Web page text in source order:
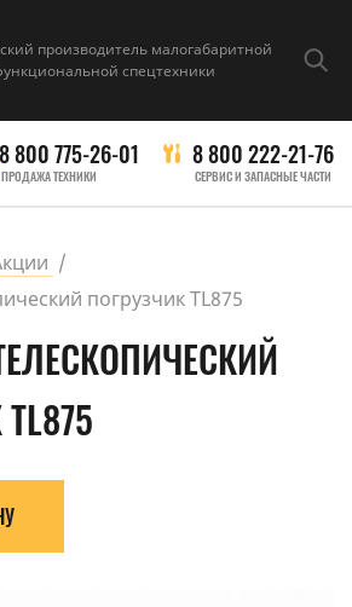
производитель малогабаритной
спецтехники
8 800 775-26-01
ПРОДАЖА ТЕХНИКИ
8 800 222-21-76
СЕРВИС И ЗАПАСНЫЕ ЧАСТИ
погрузчик TL875